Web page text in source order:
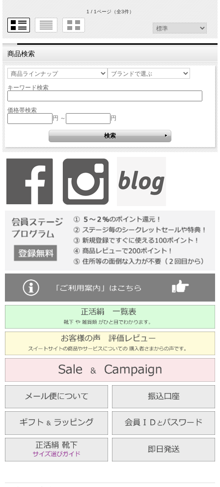
1 / 1ページ（全3件）
商品検索
キーワード検索
価格帯検索
円 ～
円